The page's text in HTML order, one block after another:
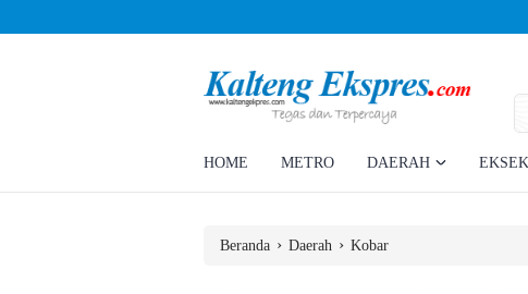
Ahmad Rizky Minta Perusahaan Penuhi Hak Ratusan Eks Pekerja
HOME METRO DAERAH
Beranda › Daerah › Kobar